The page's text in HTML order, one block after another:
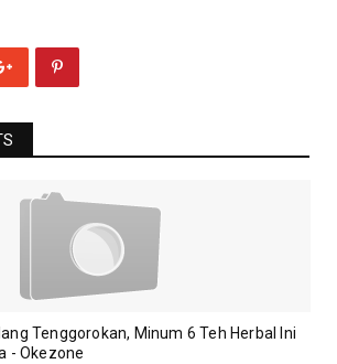
Tenggorokan, Minum 6 Teh Herbal Ini
- Okezone